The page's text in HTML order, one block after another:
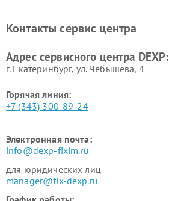
Ремонт серверов DEXP
Ремонт
Контакты сервис центра
Адрес сервисного центра DEXP:
г. Екатеринбург, ул. Чебышёва, 4
Горячая линия:
+7 (343) 300-89-24
Электронная почта:
info@dexp-fixim.ru
для юридических лиц
manager@fix-dexp.ru